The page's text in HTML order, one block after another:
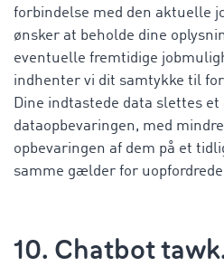
forbindelse med den aktuelle
ønsker at beholde dine
eventuelle fremtidige
indhenter vi dit samtykke til
Dine indtastede data slettes
dataopbevaringen, med
opbevaringen af dem på et
samme gælder for
10. Chatbot